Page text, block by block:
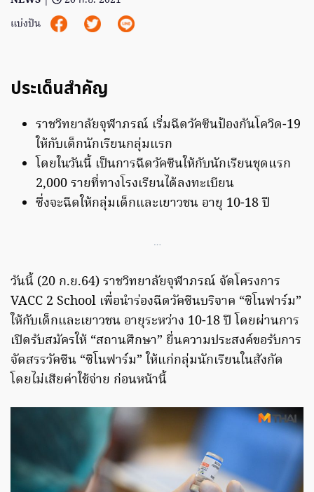
แบ่งปัน
ประเด็นสำคัญ
ราชวิทยาลัยจุฬาภรณ์ เริ่มฉีดวัคซีนป้องกันโควิด-19
ให้กับเด็กนักเรียนกลุ่มแรก
โดยในวันนี้ เป็นการฉีดวัคซีนให้กับนักเรียนชุดแรก
2,000 รายที่ทางโรงเรียนได้ลงทะเบียน
ซึ่งจะฉีดให้กลุ่มเด็กและเยาวชน อายุ 10-18 ปี
…
วันนี้ (20 ก.ย.64) ราชวิทยาลัยจุฬาภรณ์ จัดโครงการ
VACC 2 School เพื่อนำร่องฉีดวัคซีนบริจาค “ซิโนฟาร์ม”
ให้กับเด็กและเยาวชน อายุระหว่าง 10-18 ปี โดยผ่านการ
เปิดรับสมัครให้ “สถานศึกษา” ยื่นความประสงค์ขอรับการ
จัดสรรวัคซีน “ซิโนฟาร์ม” ให้แก่กลุ่มนักเรียนในสังกัด
โดยไม่เสียค่าใช้จ่าย ก่อนหน้านี้